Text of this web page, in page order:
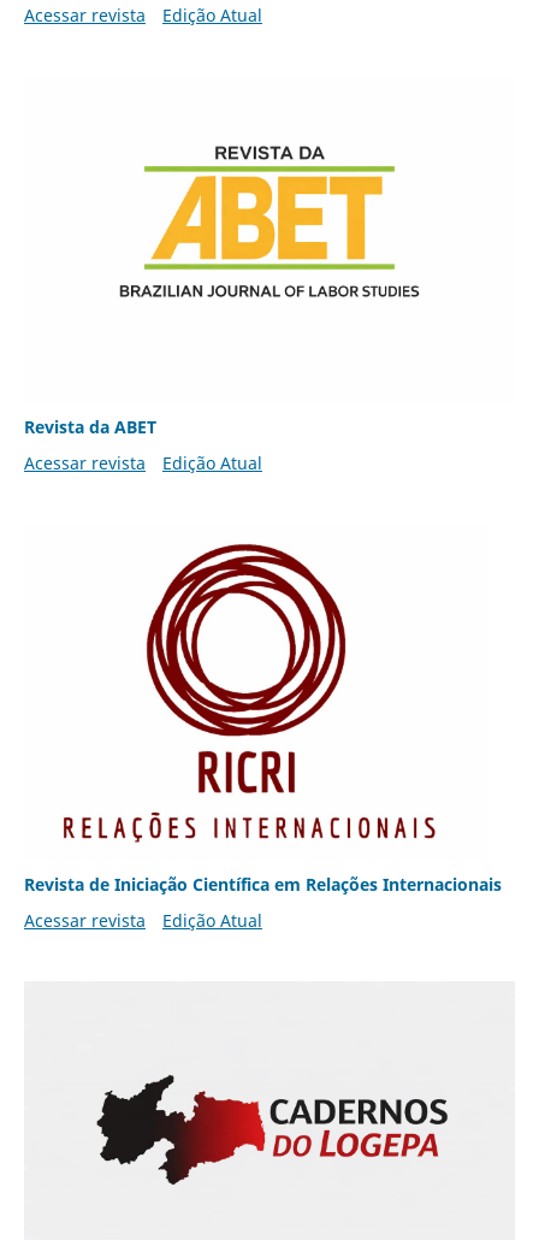
Acessar revista Edição Atual
Revista da ABET
Acessar revista
Edição Atual
Revista de Iniciação Científica em Relações Internacionais
Acessar revista
Edição Atual